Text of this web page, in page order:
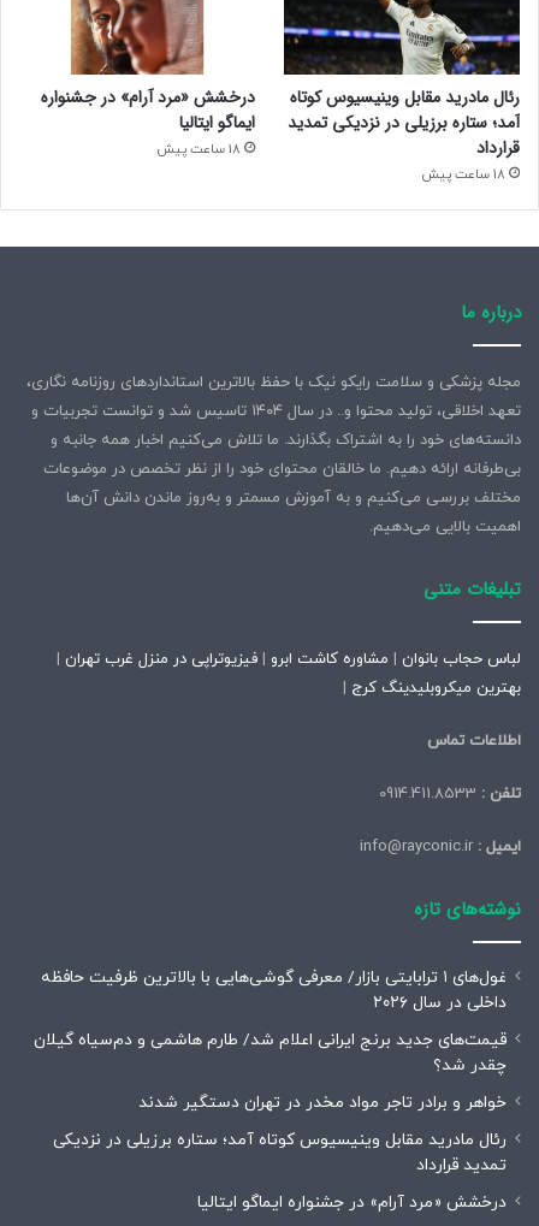
رئال مادرید مقابل وینیسیوس کوتاه
آمد؛ ستاره برزیلی در نزدیکی تمدید
قرارداد
18 ساعت پیش
درخشش «مرد آرام» در جشنواره
ایماگو ایتالیا
18 ساعت پیش
درباره ما
مجله پزشکی و سلامت رایکو نیک با حفظ بالاترین استانداردهای روزنامه نگاری،
تعهد اخلاقی، تولید محتوا و.. در سال ۱۴۰۴ تاسیس شد و توانست تجربیات و
دانسته‌های خود را به اشتراک بگذارند. ما تلاش می‌کنیم اخبار همه جانبه و
بی‌طرفانه ارائه دهیم. ما خالقان محتوای خود را از نظر تخصص در موضوعات
مختلف بررسی می‌کنیم و به آموزش مسمتر و به‌روز ماندن دانش آن‌ها
اهمیت بالایی می‌دهیم.
تبلیغات متنی
لباس حجاب بانوان | مشاوره کاشت ابرو | فیزیوتراپی در منزل غرب تهران |
بهترین میکروبلیدینگ کرج |
اطلاعات تماس
تلفن :
ایمیل :
نوشته‌های تازه
غول‌های ۱ ترابایتی بازار/ معرفی گوشی‌هایی با بالاترین ظرفیت حافظه
داخلی در سال ۲۰۲۶
قیمت‌های جدید برنج ایرانی اعلام شد/ طارم هاشمی و دم‌سیاه گیلان
چقدر شد؟
خواهر و برادر تاجر مواد مخدر در تهران دستگیر شدند
رئال مادرید مقابل وینیسیوس کوتاه آمد؛ ستاره برزیلی در نزدیکی
تمدید قرارداد
درخشش «مرد آرام» در جشنواره ایماگو ایتالیا